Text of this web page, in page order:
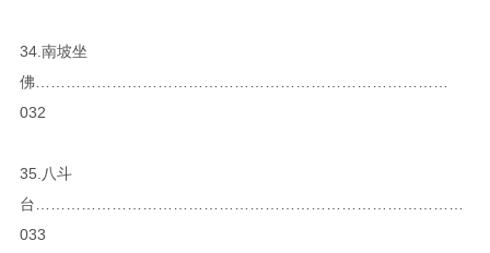
34.南坡坐
佛………………………………………………………………………
032
35.八斗
台…………………………………………………………………………
033